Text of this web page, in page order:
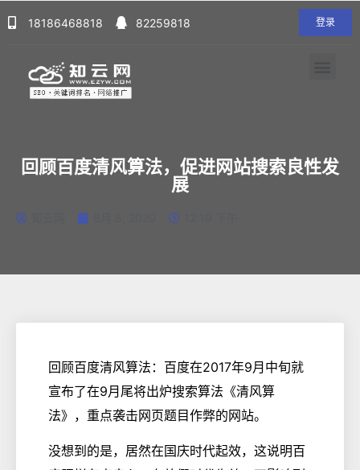
18186468818 82259818 登录
回顾百度清风算法，促进网站搜索良性发
展
回顾百度清风算法：百度在2017年9月中旬就
宣布了在9月尾将出炉搜索算法《清风算
法》，重点袭击网页题目作弊的网站。
没想到的是，居然在国庆时代起效，这说明百